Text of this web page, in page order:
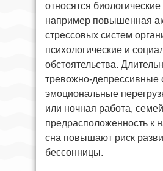
относятся
например повышенная
стрессовых систем
психологические и
обстоятельства.
тревожно-депрессивные
эмоциональные
или ночная работа,
предрасположенность к
сна повышают риск
бессонницы.